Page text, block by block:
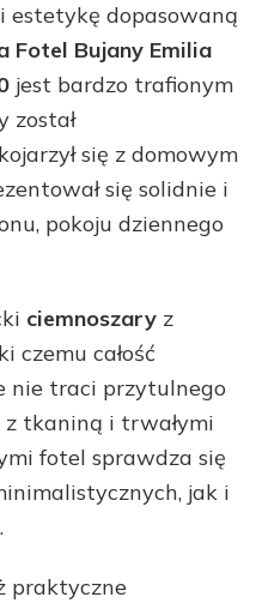
estetykę dopasowaną
Fotel Bujany Emilia
jest bardzo trafionym
został
się z domowym
się solidnie i
pokoju dziennego
ciemnoszary z
czemu całość
nie traci przytulnego
z tkaniną i trwałymi
fotel sprawdza się
jak i
praktyczne